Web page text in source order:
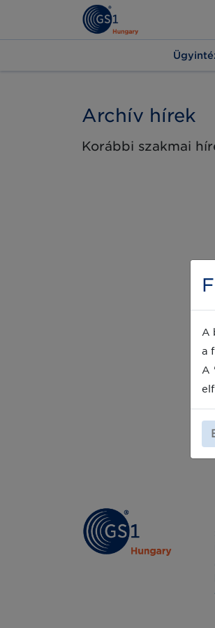
Archív hírek
Korábbi szakmai
A
a
A